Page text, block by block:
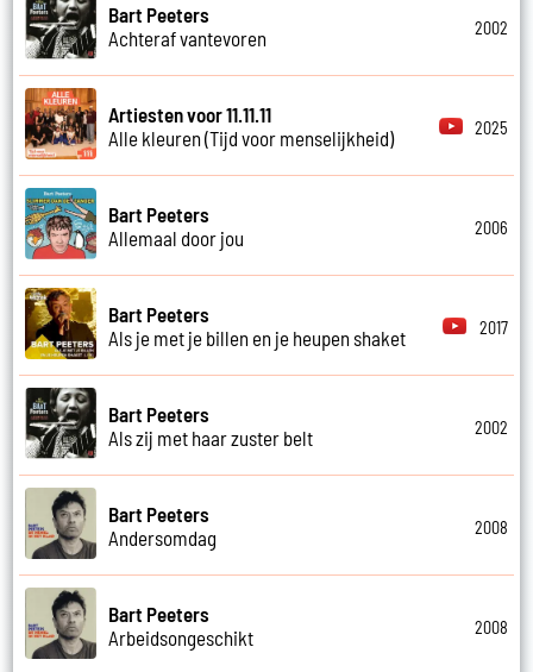
Bart Peeters
Achteraf vantevoren
2002
Artiesten voor 11.11.11
Alle kleuren (Tijd voor menselijkheid)
2025
Bart Peeters
Allemaal door jou
2006
Bart Peeters
Als je met je billen en je heupen shaket
2017
Bart Peeters
Als zij met haar zuster belt
2002
Bart Peeters
Andersomdag
2008
Bart Peeters
Arbeidsongeschikt
2008